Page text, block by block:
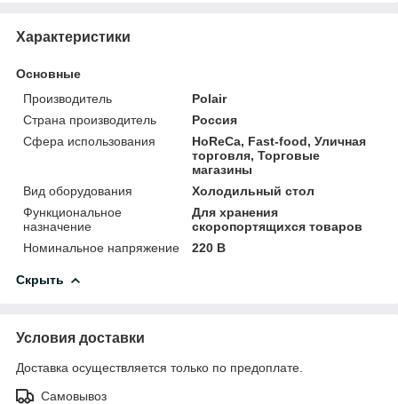
Характеристики
Основные
Производитель
Polair
Страна производитель
Россия
Сфера использования
HoReCa, Fast-food, Уличная
торговля, Торговые
магазины
Вид оборудования
Холодильный стол
Функциональное
назначение
Для хранения
скоропортящихся товаров
Номинальное напряжение
220 В
Скрыть
Условия доставки
Доставка осуществляется только по предоплате.
Самовывоз